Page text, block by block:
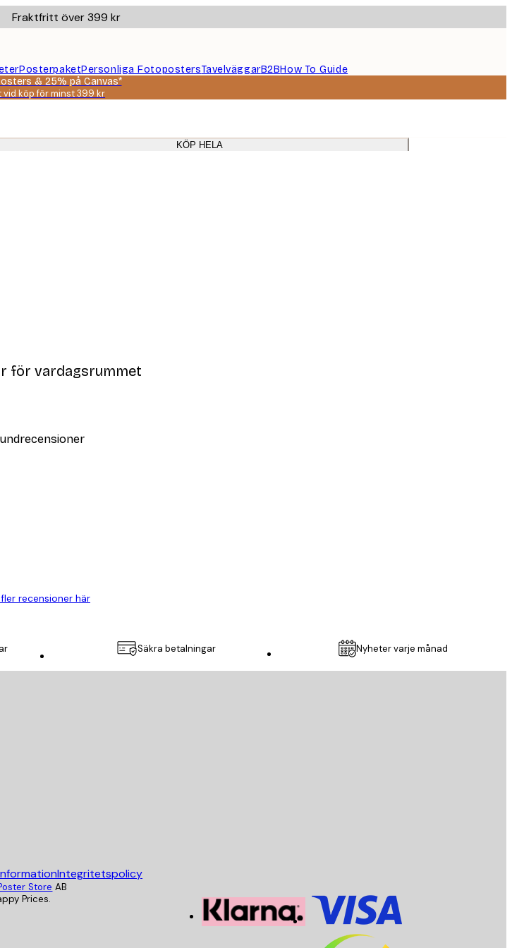
Fraktfritt över 399 kr
PosterpaketPersonliga FotopostersTavelväggarB2BHow To Guide
& 25% på Canvas*
vid köp för minst 399 kr
med guldramar för vardagsrummet
KÖP HELA
för vardagsrummet
recensioner här
Säkra betalningar Nyheter varje månad
Integritetspolicy
Store AB
Prices.